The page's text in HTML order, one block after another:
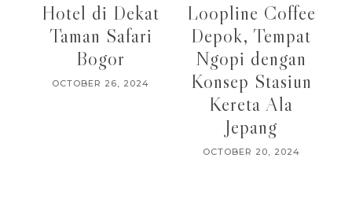
Hotel di Dekat
Taman Safari
Bogor
OCTOBER 26, 2024
Loopline Coffee
Depok, Tempat
Ngopi dengan
Konsep Stasiun
Kereta Ala
Jepang
OCTOBER 20, 2024